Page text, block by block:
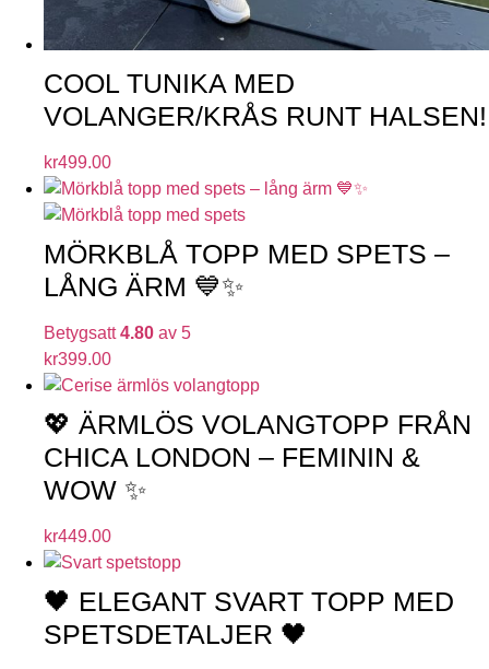
COOL TUNIKA MED
VOLANGER/KRÅS RUNT HALSEN!
kr499.00
MÖRKBLÅ TOPP MED SPETS –
LÅNG ÄRM 💙✨
Betygsatt4.80 av 5
kr399.00
💖 ÄRMLÖS VOLANGTOPP FRÅN
CHICA LONDON – FEMININ &
WOW ✨
kr449.00
🖤 ELEGANT SVART TOPP MED
SPETSDETALJER 🖤